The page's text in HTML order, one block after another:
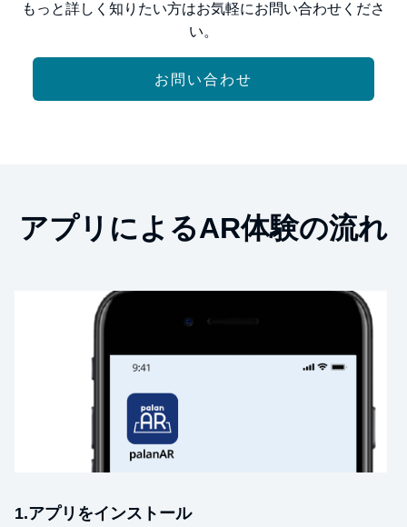
もっと詳しく知りたい方はお気軽にお問い合わせくださ
い。
お問い合わせ
アプリによるAR体験の流れ
1.アプリをインストール